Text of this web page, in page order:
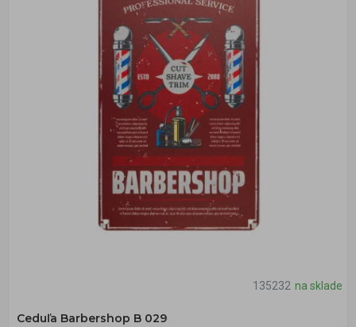
135232 na sklade
Ceduľa Barbershop B 029